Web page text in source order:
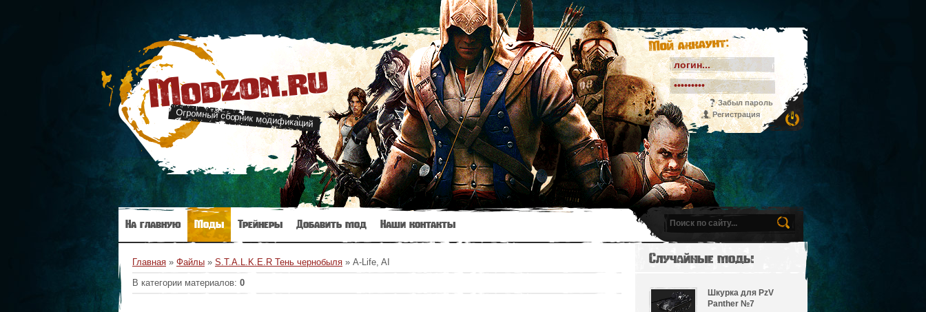
Modzon.ru
Огромный сборник модификаций
Мой аккаунт:
Забыл пароль
Регистрация
На главную Моды Трейнеры Добавить мод Наши контакты
Главная » Файлы » S.T.A.L.K.E.R Тень чернобыля » A-Life, AI
В категории материалов: 0
Случайные моды
Шкурка для PzV
Panther №7